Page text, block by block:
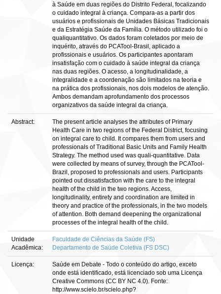
à Saúde em duas regiões do Distrito Federal, focalizando
o cuidado integral à criança. Compara-as a partir dos
usuários e profissionais de Unidades Básicas Tradicionais
e da Estratégia Saúde da Família. O método utilizado foi o
qualiquantitativo. Os dados foram coletados por meio de
inquérito, através do PCATool-Brasil, aplicado a
profissionais e usuários. Os participantes apontaram
insatisfação com o cuidado à saúde integral da criança
nas duas regiões. O acesso, a longitudinalidade, a
integralidade e a coordenação são limitados na teoria e
na prática dos profissionais, nos dois modelos de atenção.
Ambos demandam aprofundamento dos processos
organizativos da saúde integral da criança.
Abstract:
The present article analyses the attributes of Primary
Health Care in two regions of the Federal District, focusing
on integral care to child. It compares them from users and
professionals of Traditional Basic Units and Family Health
Strategy. The method used was quali-quantitative. Data
were collected by means of survey, through the PCATool-
Brazil, proposed to professionals and users. Participants
pointed out dissatisfaction with the care to the integral
health of the child in the two regions. Access,
longitudinality, entirety and coordination are limited in
theory and practice of the professionals, in the two models
of attention. Both demand deepening the organizational
processes of the integral health of the child.
Unidade
Acadêmica:
Faculdade de Ciências da Saúde (FS)
Departamento de Saúde Coletiva (FS DSC)
Licença:
Saúde em Debate - Todo o conteúdo do artigo, exceto
onde está identificado, está licenciado sob uma Licença
Creative Commons (CC BY NC 4.0). Fonte:
http://www.scielo.br/scielo.php?